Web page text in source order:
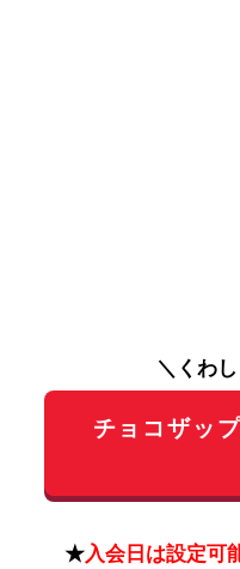
＼くわ
チョコザッ
★入会日は設定可